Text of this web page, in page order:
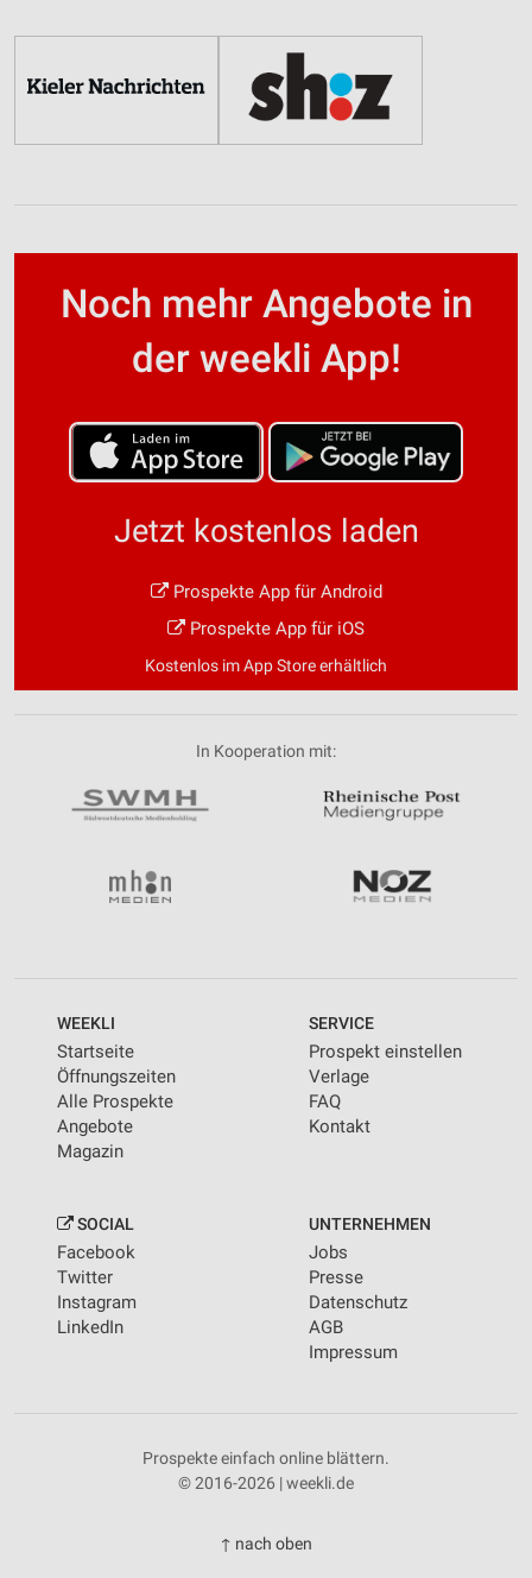
Noch mehr Angebote in
der weekli App!
Jetzt kostenlos laden
Prospekte App für Android
Prospekte App für iOS
Kostenlos im App Store erhältlich
In Kooperation mit:
WEEKLI
Startseite
Öffnungszeiten
Alle Prospekte
Angebote
Magazin
SERVICE
Prospekt einstellen
Verlage
FAQ
Kontakt
SOCIAL
Facebook
Twitter
Instagram
LinkedIn
UNTERNEHMEN
Jobs
Presse
Datenschutz
AGB
Impressum
Prospekte einfach online blättern.
© 2016-2026 | weekli.de
↑ nach oben